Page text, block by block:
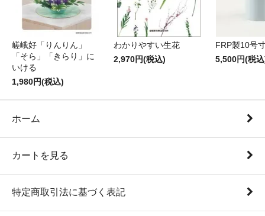
嵯峨好「りんりん」
「そら」「きらり」に
いける
1,980円(税込)
わかりやすい生花
2,970円(税込)
FRP製10号
5,500円(税
ホーム
カートを見る
特定商取引法に基づく表記